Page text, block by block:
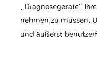
„Diagnosegeräte“
nehmen zu müssen.
und äußerst